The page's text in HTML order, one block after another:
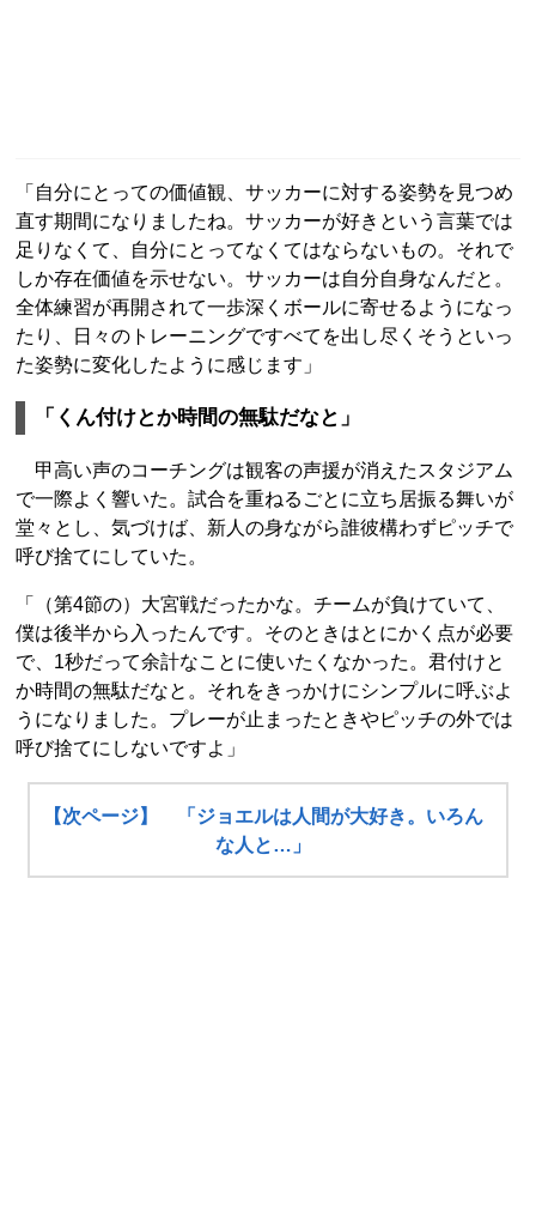
「自分にとっての価値観、サッカーに対する姿勢を見つめ
直す期間になりましたね。サッカーが好きという言葉では
足りなくて、自分にとってなくてはならないもの。それで
しか存在価値を示せない。サッカーは自分自身なんだと。
全体練習が再開されて一歩深くボールに寄せるようになっ
たり、日々のトレーニングですべてを出し尽くそうといっ
た姿勢に変化したように感じます」
「くん付けとか時間の無駄だなと」
甲高い声のコーチングは観客の声援が消えたスタジアム
で一際よく響いた。試合を重ねるごとに立ち居振る舞いが
堂々とし、気づけば、新人の身ながら誰彼構わずピッチで
呼び捨てにしていた。
「（第4節の）大宮戦だったかな。チームが負けていて、
僕は後半から入ったんです。そのときはとにかく点が必要
で、1秒だって余計なことに使いたくなかった。君付けと
か時間の無駄だなと。それをきっかけにシンプルに呼ぶよ
うになりました。プレーが止まったときやピッチの外では
呼び捨てにしないですよ」
【次ページ】 「ジョエルは人間が大好き。いろん
な人と…」